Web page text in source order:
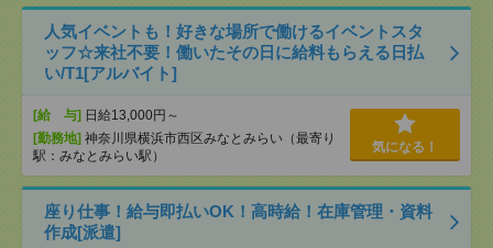
人気イベントも！好きな場所で働けるイベントスタ
ッフ☆来社不要！働いたその日に給料もらえる日払
い/T1[アルバイト]
[給 与] 日給13,000円～
[勤務地] 神奈川県横浜市西区みなとみらい（最寄り
駅：みなとみらい駅）
気になる！
座り仕事！給与即払いOK！高時給！在庫管理・資料
作成[派遣]